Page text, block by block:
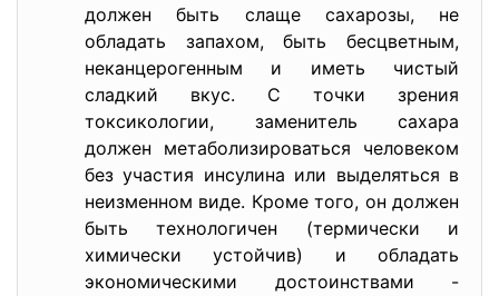
должен быть слаще сахарозы, не
обладать запахом, быть бесцветным,
неканцерогенным и иметь чистый
сладкий вкус. С точки зрения
токсикологии, заменитель сахара
должен метаболизироваться человеком
без участия инсулина или выделяться в
неизменном виде. Кроме того, он должен
быть технологичен (термически и
химически устойчив) и обладать
экономическими достоинствами -